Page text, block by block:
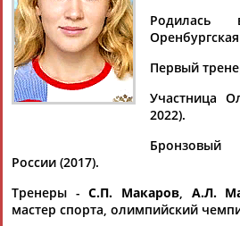
Юлия
БЕЛОМЕСТНЫХ
Документы 1-10 из 28 найденных
1 2 3
Родилась
Первый
Участница
2022).
Бронзовый
России (2017).
Тренеры -С.П. Макаров, А.Л.
мастер спорта, олимпийский